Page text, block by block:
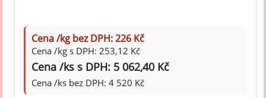
Cena /kg bez DPH: 226 Kč
Cena /kg s DPH: 253,12 Kč
Cena /ks s DPH: 5 062,40 Kč
Cena /ks bez DPH: 4 520 Kč